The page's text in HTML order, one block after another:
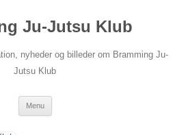
Ju-Jutsu Klub
nyheder og billeder om Bramming Ju-
Jutsu Klub
Menu